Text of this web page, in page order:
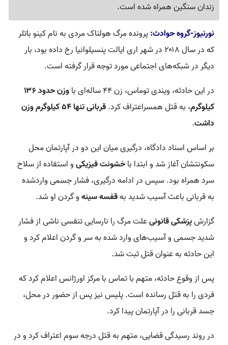
زندان سنگین همراه شده است.
نورنیوز-گروه حوادث:پرونده مرگ هولناک مردی به نام کینو باتلر
که در سال ۲۰۱۸ در شهر اری ایالت پنسیلوانیا رخ داده بود، بار
دیگر در شبکه‌های اجتماعی مورد توجه قرار گرفته است.
در این حادثه، ویندی توماس، زن ۴۴ ساله‌ای با
وزن حدود ۱۳۶
کیلوگرم، به قتل همسراعتراف کرد.
قربانی تنها ۵۴ کیلوگرم وزن
داشت.
بر اساس اسناد دادگاه، درگیری میان این دو در آپارتمان محل
سکونتشان آغاز شد و ابتدا باخشونت فیزیکیو استفاده از سلاح
سرد همراه بود. سپس در ادامه درگیری، فشار جسمی واردشده
به قربانی باعث آسیب شدید بهقفسه سینهو گردن او شد.
گزارشپزشکی قانونیعلت مرگ را نارسایی تنفسی ناشی از فشار
شدید جسمی و آسیب‌های وارد شده به سر و گردن اعلام کرد و
این حادثه به عنوان قتل ثبت شد.
پس از وقوع حادثه، متهم با تماس با مرکز اورژانس اعلام کرد که
فردی را به قتل رسانده است. پلیس نیز پس از حضور در محل،
جسد قربانی را در آپارتمان پیدا کرد.
در روند رسیدگی قضایی، متهم به قتل درجه سوم اعتراف کرد و در